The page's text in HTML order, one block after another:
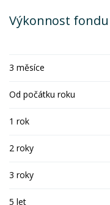
Výkonnost fondu
3 měsíce
Od počátku roku
1 rok
2 roky
3 roky
5 let